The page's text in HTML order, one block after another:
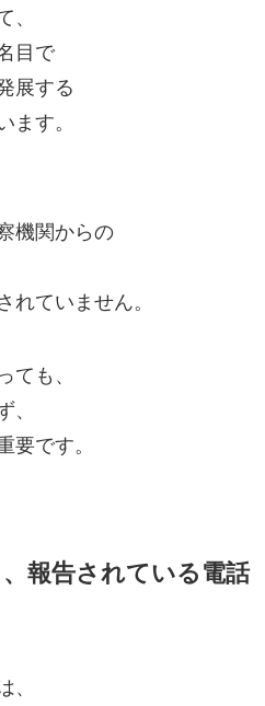
、
目で
展する
ます。
機関からの
れていません。
ても、
、
要です。
報告されている電話
、